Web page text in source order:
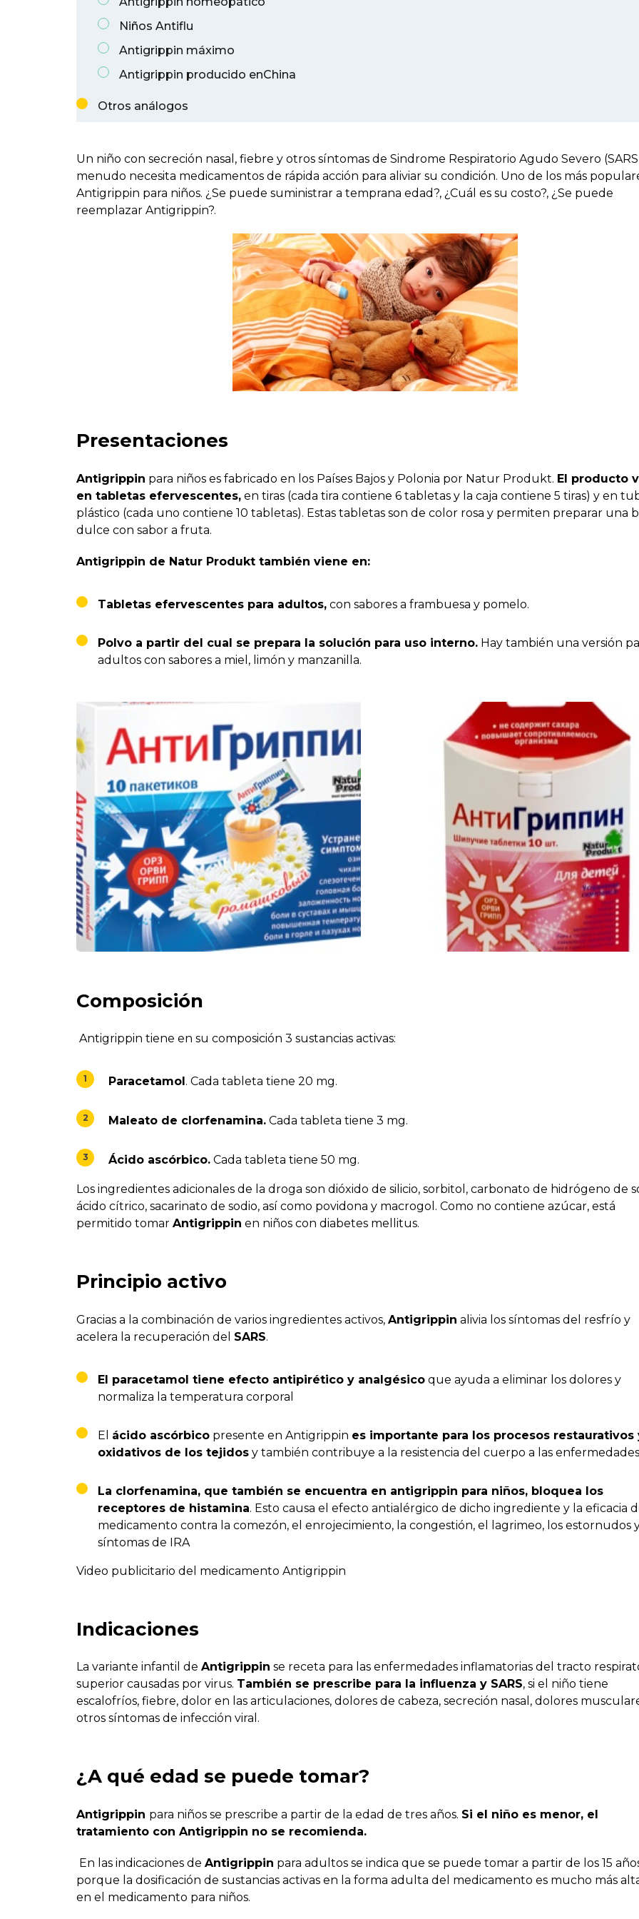
Niños Antiflu
Antigrippin máximo
Antigrippin producido enChina
Otros análogos
Un niño con secreción nasal, fiebre y otros síntomas de Sindrome Respiratorio Agudo Severo
menudo necesita medicamentos de rápida acción para aliviar su condición. Uno de los más
Antigrippin para niños. ¿Se puede suministrar a temprana edad?, ¿Cuál es su costo?, ¿Se puede
reemplazar Antigrippin?.
Presentaciones
Antigrippin para niños es fabricado en los Países Bajos y Polonia por Natur Produkt. El producto
en tabletas efervescentes, en tiras (cada tira contiene 6 tabletas y la caja contiene 5 tiras) y en
plástico (cada uno contiene 10 tabletas). Estas tabletas son de color rosa y permiten preparar una
dulce con sabor a fruta.
Antigrippin de Natur Produkt también viene en:
Tabletas efervescentes para adultos, con sabores a frambuesa y pomelo.
Polvo a partir del cual se prepara la solución para uso interno. Hay también una versión
adultos con sabores a miel, limón y manzanilla.
Composición
Antigrippin tiene en su composición 3 sustancias activas:
Paracetamol . Cada tableta tiene 20 mg.
Maleato de clorfenamina. Cada tableta tiene 3 mg.
Ácido ascórbico. Cada tableta tiene 50 mg.
Los ingredientes adicionales de la droga son dióxido de silicio, sorbitol, carbonato de hidrógeno de
ácido cítrico, sacarinato de sodio, así como povidona y macrogol. Como no contiene azúcar, está
permitido tomar Antigrippin en niños con diabetes mellitus.
Principio activo
Gracias a la combinación de varios ingredientes activos, Antigrippin alivia los síntomas del resfrío y
acelera la recuperación del SARS.
El paracetamol tiene efecto antipirético y analgésico que ayuda a eliminar los dolores y
normaliza la temperatura corporal
El ácido ascórbico presente en Antigrippin es importante para los procesos restaurativos
oxidativos de los tejidos y también contribuye a la resistencia del cuerpo a las enfermedades
La clorfenamina, que también se encuentra en antigrippin para niños, bloquea los
receptores de histamina. Esto causa el efecto antialérgico de dicho ingrediente y la eficacia
medicamento contra la comezón, el enrojecimiento, la congestión, el lagrimeo, los estornudos
síntomas de IRA
Video publicitario del medicamento Antigrippin
Indicaciones
La variante infantil de Antigrippin se receta para las enfermedades inflamatorias del tracto
superior causadas por virus. También se prescribe para la influenza y SARS, si el niño tiene
escalofríos, fiebre, dolor en las articulaciones, dolores de cabeza, secreción nasal, dolores
otros síntomas de infección viral.
¿A qué edad se puede tomar?
Antigrippin para niños se prescribe a partir de la edad de tres años. Si el niño es menor, el
tratamiento con Antigrippin no se recomienda.
En las indicaciones de Antigrippin para adultos se indica que se puede tomar a partir de los 15
porque la dosificación de sustancias activas en la forma adulta del medicamento es mucho más
en el medicamento para niños.